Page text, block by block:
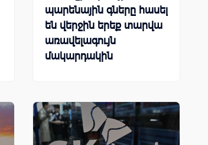
պարենային գները հասել
են վերջին երեք տարվա
առավելագույն
մակարդակին